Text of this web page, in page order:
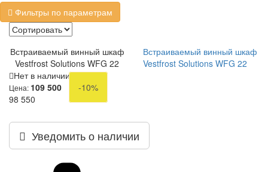
Фильтры по параметрам
Встраиваемый винный шкаф
Vestfrost Solutions WFG 22
Встраиваемый винный шкаф
Vestfrost Solutions WFG 22
Нет в наличии
Цена: 109 500
-10%
98 550
Уведомить о наличии